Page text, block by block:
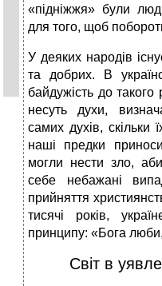
«підніжжя» були
для того, щоб
У деяких народів
та добрих. В
байдужість до такого
несуть духи,
самих духів, скільки
наші предки
могли нести зло,
себе небажані
прийняття
тисячі років,
принципу: «Бога люби,
Світ в